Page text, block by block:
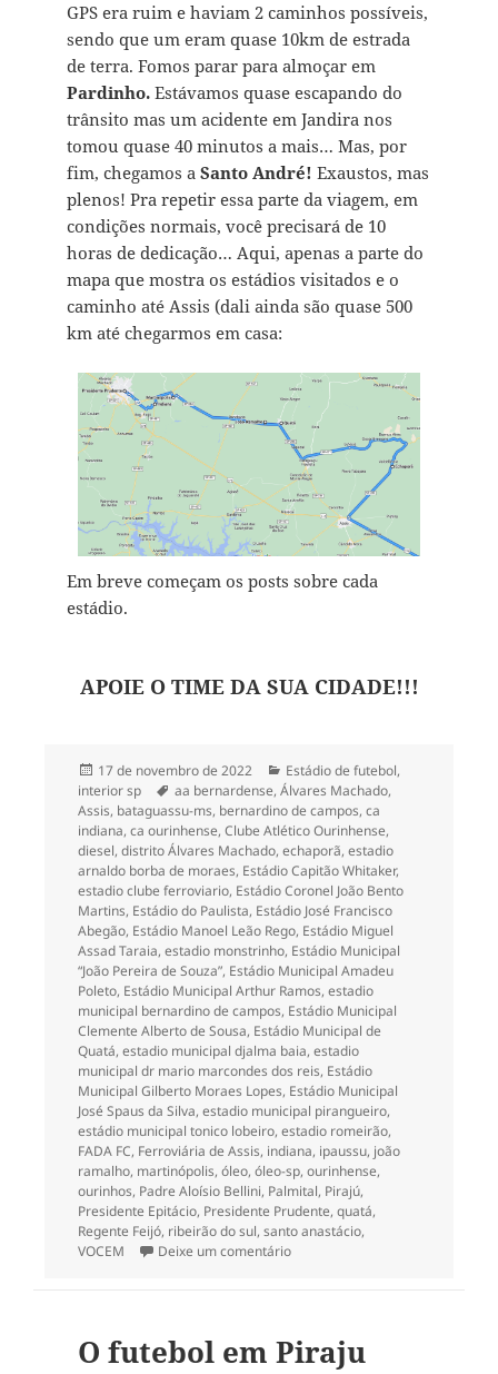
GPS era ruim e haviam 2 caminhos possíveis,
sendo que um eram quase 10km de estrada
de terra. Fomos parar para almoçar em
Pardinho.Estávamos quase escapando do
trânsito mas um acidente em Jandira nos
tomou quase 40 minutos a mais… Mas, por
fim, chegamos a Santo André! Exaustos, mas
plenos! Pra repetir essa parte da viagem, em
condições normais, você precisará de 10
horas de dedicação… Aqui, apenas a parte do
mapa que mostra os estádios visitados e o
caminho até Assis (dali ainda são quase 500
km até chegarmos em casa:
Em breve começam os posts sobre cada
estádio.
APOIE O TIME DA SUA CIDADE!!!
Publicado
em
17 de novembro de 2022 Categorias
Estádio de futebol,
interior sp
Tags
aa bernardense, Álvares Machado,
Assis, bataguassu-ms, bernardino de campos, ca
indiana, ca ourinhense, Clube Atlético Ourinhense,
diesel, distrito Álvares Machado, echaporã, estadio
arnaldo borba de moraes, Estádio Capitão Whitaker,
estadio clube ferroviario, Estádio Coronel João Bento
Martins, Estádio do Paulista, Estádio José Francisco
Abegão, Estádio Manoel Leão Rego, Estádio Miguel
Assad Taraia, estadio monstrinho, Estádio Municipal
“João Pereira de Souza”, Estádio Municipal Amadeu
Poleto, Estádio Municipal Arthur Ramos, estadio
municipal bernardino de campos, Estádio Municipal
Clemente Alberto de Sousa, Estádio Municipal de
Quatá, estadio municipal djalma baia, estadio
municipal dr mario marcondes dos reis, Estádio
Municipal Gilberto Moraes Lopes, Estádio Municipal
José Spaus da Silva, estadio municipal pirangueiro,
estádio municipal tonico lobeiro, estadio romeirão,
FADA FC, Ferroviária de Assis, indiana, ipaussu, joão
ramalho, martinópolis, óleo, óleo-sp, ourinhense,
ourinhos, Padre Aloísio Bellini, Palmital, Pirajú,
Presidente Epitácio, Presidente Prudente, quatá,
Regente Feijó, ribeirão do sul, santo anastácio,
VOCEM
Deixe um comentárioem Role pelo oeste – Feriado de
O futebol em Piraju